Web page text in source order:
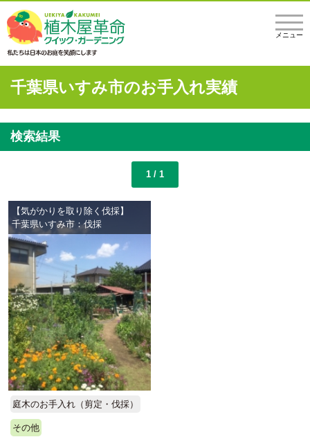
メニュー
千葉県いすみ市のお手入れ実績
検索結果
1 / 1
【気がかりを取り除く伐採】
千葉県いすみ市：伐採
庭木のお手入れ（剪定・伐採）
その他